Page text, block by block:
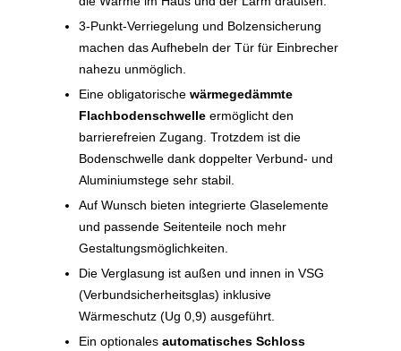
3-Punkt-Verriegelung und Bolzensicherung
machen das Aufhebeln der Tür für Einbrecher
nahezu unmöglich.
Eine obligatorische wärmegedämmte
Flachbodenschwelle ermöglicht den
barrierefreien Zugang. Trotzdem ist die
Bodenschwelle dank doppelter Verbund- und
Aluminiumstege sehr stabil.
Auf Wunsch bieten integrierte Glaselemente
und passende Seitenteile noch mehr
Gestaltungsmöglichkeiten.
Die Verglasung ist außen und innen in VSG
(Verbundsicherheitsglas) inklusive
Wärmeschutz (Ug 0,9) ausgeführt.
Ein optionales automatisches Schloss